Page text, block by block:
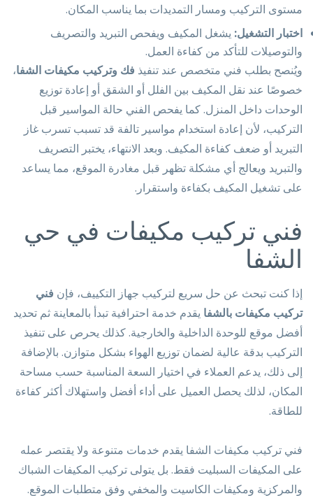
مستوى التركيب ومسار التمديدات بما يناسب المكان.
اختبار التشغيل: يشغل المكيف ويفحص التبريد والتصريف
والتوصيلات للتأكد من كفاءة العمل.
ويُنصح بطلب فني متخصص عند تنفيذ فك وتركيب مكيفات الشفا،
خصوصًا عند نقل المكيف بين الفلل أو الشقق أو إعادة توزيع
الوحدات داخل المنزل. كما يفحص الفني حالة المواسير قبل
التركيب، لأن إعادة استخدام مواسير تالفة قد تسبب تسرب غاز
التبريد أو ضعف كفاءة المكيف. وبعد الانتهاء، يختبر التصريف
والتبريد ويعالج أي مشكلة تظهر قبل مغادرة الموقع، مما يساعد
على تشغيل المكيف بكفاءة واستقرار.
فني تركيب مكيفات في حي
الشفا
إذا كنت تبحث عن حل سريع لتركيب جهاز التكييف، فإن فني
تركيب مكيفات بالشفا يقدم خدمة احترافية تبدأ بالمعاينة ثم تحديد
أفضل موقع للوحدة الداخلية والخارجية. كذلك يحرص على تنفيذ
التركيب بدقة عالية لضمان توزيع الهواء بشكل متوازن. بالإضافة
إلى ذلك، يدعم العملاء في اختيار السعة المناسبة حسب مساحة
المكان، لذلك يحصل العميل على أداء أفضل واستهلاك أكثر كفاءة
للطاقة.
فني تركيب مكيفات الشفا يقدم خدمات متنوعة ولا يقتصر عمله
على المكيفات السبليت فقط. بل يتولى تركيب المكيفات الشباك
والمركزية ومكيفات الكاسيت والمخفي وفق متطلبات الموقع.